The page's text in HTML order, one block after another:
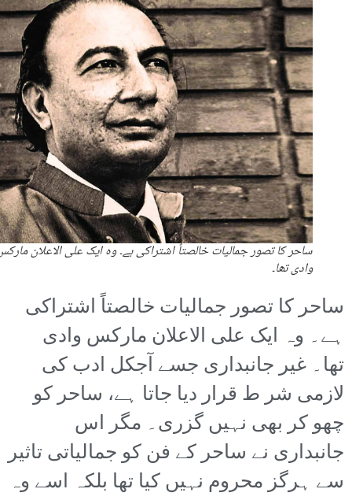
ساحر کا تصور جمالیات خالصتاً اشتراکی ہے۔ وہ ایک علی الاعلان
وادی تھا۔
ساحر کا تصور جمالیات خالصتاً اشتراکی
ہے۔ وہ ایک علی الاعلان مارکس وادی
تھا۔ غیر جانبداری جسے آجکل ادب کی
لازمی شر ط قرار دیا جاتا ہے، ساحر کو
چھو کر بھی نہیں گزری۔ مگر اس
جانبداری نے ساحر کے فن کو جمالیاتی تاثیر
سے ہرگز محروم نہیں کیا تھا بلکہ اسے وہ